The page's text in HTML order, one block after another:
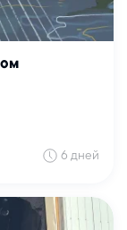
6 дней